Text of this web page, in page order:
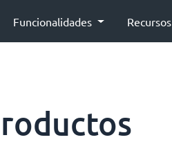
Funcionalidades Recursos